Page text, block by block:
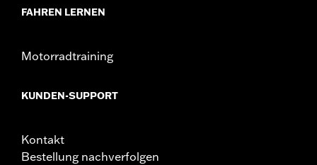
FAHREN LERNEN
Motorradtraining
KUNDEN-SUPPORT
Kontakt
Bestellung nachverfolgen